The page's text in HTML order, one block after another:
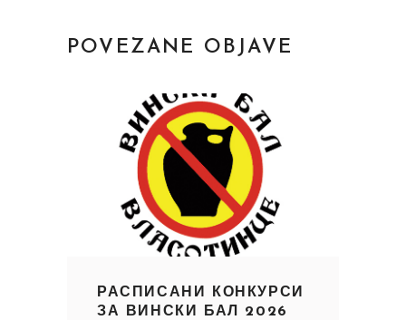
POVEZANE OBJAVE
РАСПИСАНИ КОНКУРСИ
ЗА ВИНСКИ БАЛ 2026